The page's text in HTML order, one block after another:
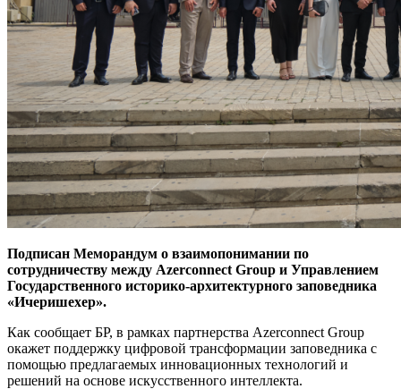
Подписан Меморандум о взаимопонимании по
сотрудничеству между Azerconnect Group и Управлением
Государственного историко-архитектурного заповедника
«Ичеришехер».
Как сообщает БР, в рамках партнерства Azerconnect Group
окажет поддержку цифровой трансформации заповедника с
помощью предлагаемых инновационных технологий и
решений на основе искусственного интеллекта.